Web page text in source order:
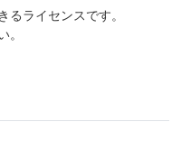
るライセンスです。
。